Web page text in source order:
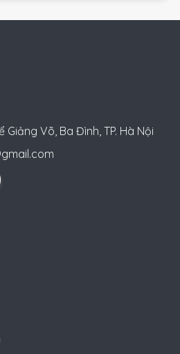
Giảng Võ, Ba Đình, TP. Hà Nội